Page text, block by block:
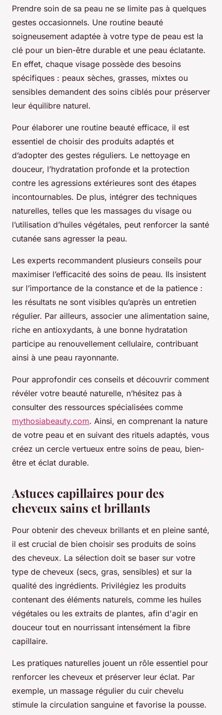
Prendre soin de sa peau ne se limite pas à quelques
gestes occasionnels. Une routine beauté
soigneusement adaptée à votre type de peau est la
clé pour un bien-être durable et une peau éclatante.
En effet, chaque visage possède des besoins
spécifiques : peaux sèches, grasses, mixtes ou
sensibles demandent des soins ciblés pour préserver
leur équilibre naturel.
Pour élaborer une routine beauté efficace, il est
essentiel de choisir des produits adaptés et
d’adopter des gestes réguliers. Le nettoyage en
douceur, l’hydratation profonde et la protection
contre les agressions extérieures sont des étapes
incontournables. De plus, intégrer des techniques
naturelles, telles que les massages du visage ou
l’utilisation d’huiles végétales, peut renforcer la santé
cutanée sans agresser la peau.
Les experts recommandent plusieurs conseils pour
maximiser l’efficacité des soins de peau. Ils insistent
sur l’importance de la constance et de la patience :
les résultats ne sont visibles qu’après un entretien
régulier. Par ailleurs, associer une alimentation saine,
riche en antioxydants, à une bonne hydratation
participe au renouvellement cellulaire, contribuant
ainsi à une peau rayonnante.
Pour approfondir ces conseils et découvrir comment
révéler votre beauté naturelle, n’hésitez pas à
consulter des ressources spécialisées comme
mythosiabeauty.com. Ainsi, en comprenant la nature
de votre peau et en suivant des rituels adaptés, vous
créez un cercle vertueux entre soins de peau, bien-
être et éclat durable.
Astuces capillaires pour des
cheveux sains et brillants
Pour obtenir des cheveux brillants et en pleine santé,
il est crucial de bien choisir ses produits de soins
des cheveux. La sélection doit se baser sur votre
type de cheveux (secs, gras, sensibles) et sur la
qualité des ingrédients. Privilégiez les produits
contenant des éléments naturels, comme les huiles
végétales ou les extraits de plantes, afin d'agir en
douceur tout en nourrissant intensément la fibre
capillaire.
Les pratiques naturelles jouent un rôle essentiel pour
renforcer les cheveux et préserver leur éclat. Par
exemple, un massage régulier du cuir chevelu
stimule la circulation sanguine et favorise la pousse.